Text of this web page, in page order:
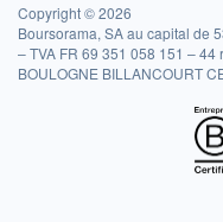
Copyright © 2026
Boursorama, SA au capital de
– TVA FR 69 351 058 151 –
BOULOGNE BILLANCOURT